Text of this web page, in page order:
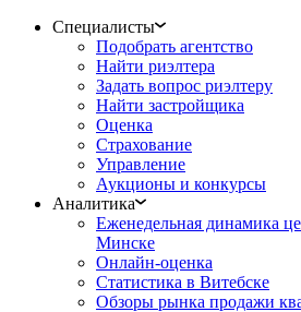
Специалисты
Подобрать агентство
Найти риэлтера
Задать вопрос риэлтеру
Найти застройщика
Оценка
Страхование
Управление
Аукционы и конкурсы
Аналитика
Еженедельная динамика
Минске
Онлайн-оценка
Статистика в Витебске
Обзоры рынка продажи